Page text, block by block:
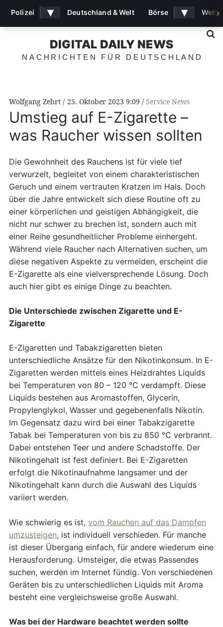
DIGITAL DAILY NEWS
NACHRICHTEN FÜR DEUTSCHLAND
Wolfgang Zehrt 25. Oktober 2023 9:09 Service News
Umstieg auf E-Zigarette –
was Raucher wissen sollten
Die Gewohnheit des Rauchens ist für viele tief
verwurzelt, begleitet von einem charakteristischen
Geruch und einem vertrauten Kratzen im Hals. Doch
über die Jahre entwickelt sich diese Routine oft zu
einer körperlichen und geistigen Abhängigkeit, die
nicht nur schwer zu brechen ist, sondern auch mit
einer Reihe gesundheitlicher Probleme einhergeht.
Während viele Raucher nach Alternativen suchen, um
diese negativen Aspekte zu vermeiden, erscheint die
E-Zigarette als eine vielversprechende Lösung. Doch
auch hier gibt es einige Dinge zu beachten.
Die Unterschiede zwischen Zigarette und E-
Zigarette
E-Zigaretten und Tabakzigaretten bieten
unterschiedliche Ansätze für den Nikotinkonsum. In E-
Zigaretten werden mittels eines Heizdrahtes Liquids
bei Temperaturen von 80 – 120 °C verdampft. Diese
Liquids bestehen aus Aromastoffen, Glycerin,
Propylenglykol, Wasser und gegebenenfalls Nikotin.
Im Gegensatz dazu wird bei einer Tabakzigarette
Tabak bei Temperaturen von bis zu 850 °C verbrannt.
Dabei entstehen Teer und andere Schadstoffe. Der
Nikotingehalt ist fest definiert. Bei E-Zigaretten
erfolgt die Nikotinaufnahme langsamer und der
Nikotingehalt kann durch die Auswahl des Liquids
variiert werden.
Wie schwierig es ist, vom Rauchen auf das Dampfen
umzusteigen, ist individuell verschieden. Für manche
ist dieser Übergang einfach, für andere wiederum eine
Herausforderung. Umsteiger, die etwas Passendes
suchen, werden im Internet fündig. Von verschiedenen
Geräten bis zu unterschiedlichen Liquids mit Aroma
besteht eine vergleichsweise große Auswahl.
Was bei der Hardware beachtet werden sollte
Polizei ▾ Deutschland & Welt Börse ▾ ›